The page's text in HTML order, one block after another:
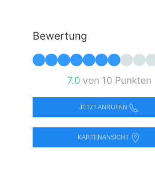
Bewertung
7.0 von 10 Punkten
JETZT ANRUFEN
KARTENANSICHT